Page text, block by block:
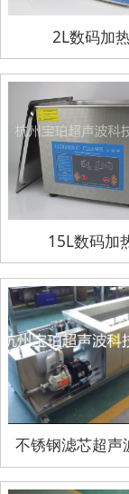
2L数码加
15L数码加
不锈钢滤芯超声